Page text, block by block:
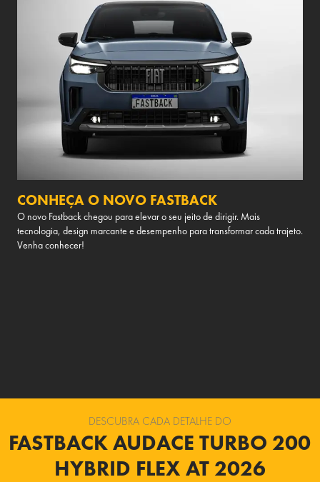
CONHEÇA O NOVO FASTBACK
O novo Fastback chegou para elevar o seu jeito de dirigir. Mais
tecnologia, design marcante e desempenho para transformar cada trajeto.
Venha conhecer!
DESCUBRA CADA DETALHE DO
FASTBACK AUDACE TURBO 200
HYBRID FLEX AT 2026